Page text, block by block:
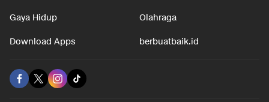
Gaya Hidup Olahraga
Download Apps berbuatbaik.id